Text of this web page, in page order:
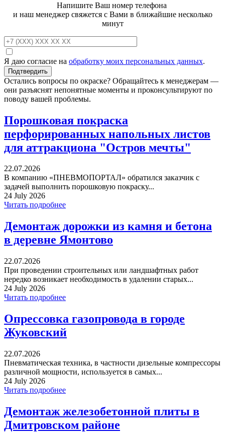
Напишите Ваш номер телефона
и наш менеджер свяжется с Вами в ближайшие несколько
минут
Я даю согласие на обработку моих персональных данных.
Остались вопросы по окраске? Обращайтесь к менеджерам —
они разъяснят непонятные моменты и проконсультируют по
поводу вашей проблемы.
Порошковая покраска
перфорированных напольных листов
для аттракциона "Остров мечты"
22.07.2026
В компанию «ПНЕВМОПОРТАЛ» обратился заказчик с
задачей выполнить порошковую покраску...
24 July 2026
Читать подробнее
Демонтаж дорожки из камня и бетона
в деревне Ямонтово
22.07.2026
При проведении строительных или ландшафтных работ
нередко возникает необходимость в удалении старых...
24 July 2026
Читать подробнее
Опрессовка газопровода в городе
Жуковский
22.07.2026
Пневматическая техника, в частности дизельные компрессоры
различной мощности, используется в самых...
24 July 2026
Читать подробнее
Демонтаж железобетонной плиты в
Дмитровском районе